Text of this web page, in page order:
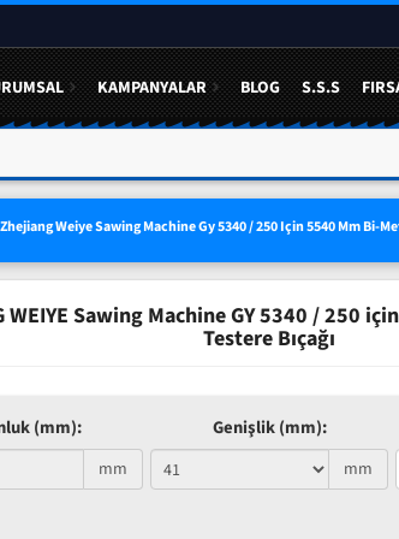
KAMPANYALAR BLOG S.S.S
Zhejiang Weiye Sawing Machine Gy 5340 / 250 Için 5540 Mm Bi-
WEIYE Sawing Machine GY 5340 / 250
Testere Bıçağı
(mm):
mm
Genişlik (mm):
mm
YÜZDE 50 YE VARAN 3 LÜ